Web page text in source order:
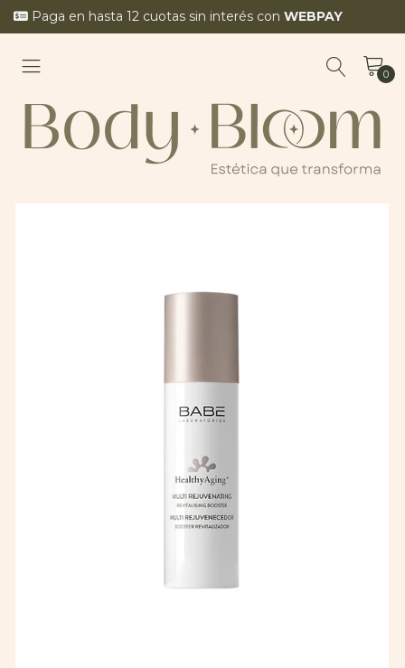
Paga en hasta 12 cuotas sin interés con WEBPAY
0